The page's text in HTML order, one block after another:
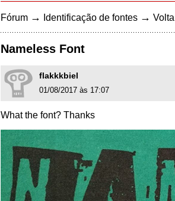
Fórum → Identificação de fontes →
Nameless Font
flakkkbiel
01/08/2017 às 17:07
What the font? Thanks